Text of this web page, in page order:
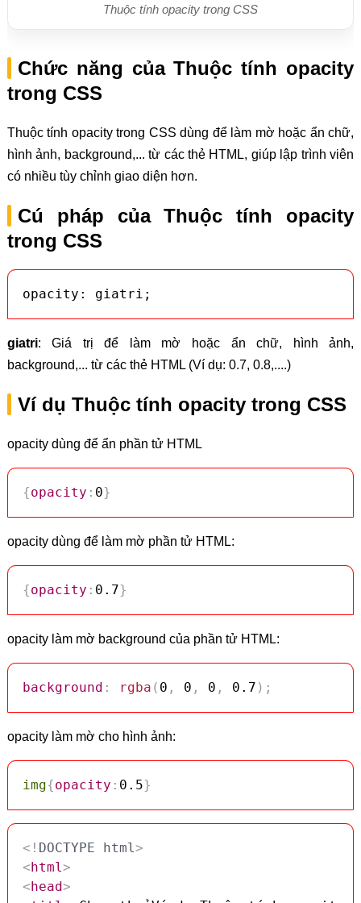
Thuộc tính opacity trong CSS
Chức năng của Thuộc tính opacity
trong CSS
Thuộc tính opacity trong CSS dùng để làm mờ hoặc ẩn chữ,
hình ảnh, background,... từ các thẻ HTML, giúp lập trình viên
có nhiều tùy chỉnh giao diện hơn.
Cú pháp của Thuộc tính opacity
trong CSS
opacity: giatri;
giatri: Giá trị để làm mờ hoặc ẩn chữ, hình ảnh,
background,... từ các thẻ HTML (Ví dụ: 0.7, 0.8,....)
Ví dụ Thuộc tính opacity trong CSS
opacity dùng để ẩn phần tử HTML
{opacity : 0}
opacity dùng để làm mờ phần tử HTML:
{opacity : 0.7}
opacity làm mờ background của phần tử HTML:
background : rgba ( 0 , 0 , 0 , 0.7 ) ;
opacity làm mờ cho hình ảnh:
img{opacity : 0.5}
<! DOCTYPE html>
<html>
<head>